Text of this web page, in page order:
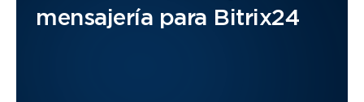
mensajería para Bitrix24